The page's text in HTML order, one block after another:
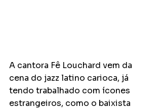
A cantora Fê Louchard vem da
cena do jazz latino carioca, já
tendo trabalhado com ícones
estrangeiros, como o baixista